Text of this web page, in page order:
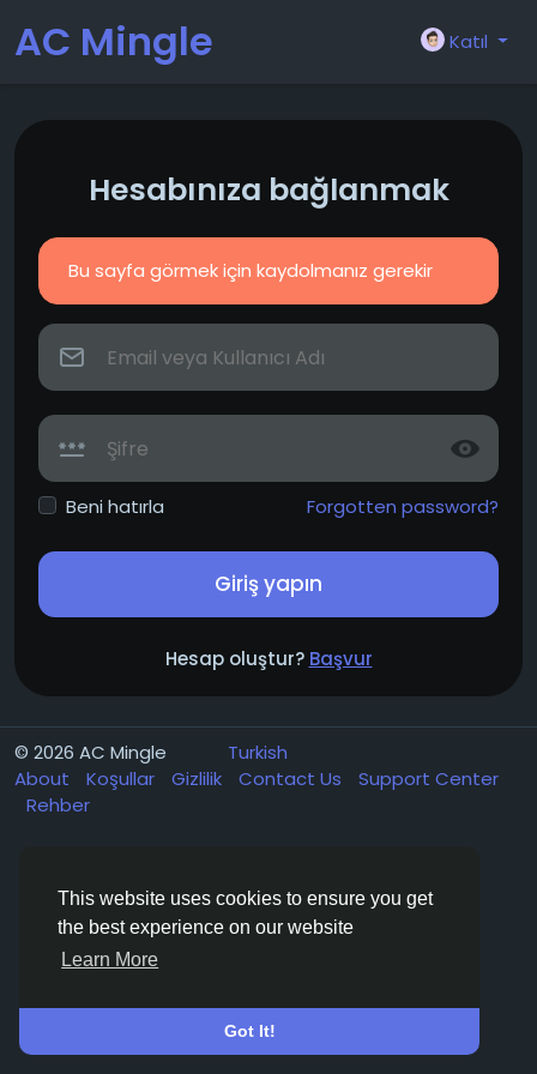
This website uses cookies to ensure you get
the best experience on our website
Learn More
Got It!
AC Mingle Katıl
Hesabınıza bağlanmak
Bu sayfa görmek için kaydolmanız gerekir
Beni hatırla Forgotten password?
Giriş yapın
Hesap oluştur? Başvur
© 2026 AC Mingle
Turkish
About
Koşullar Gizlilik Contact Us
Support Center
Rehber